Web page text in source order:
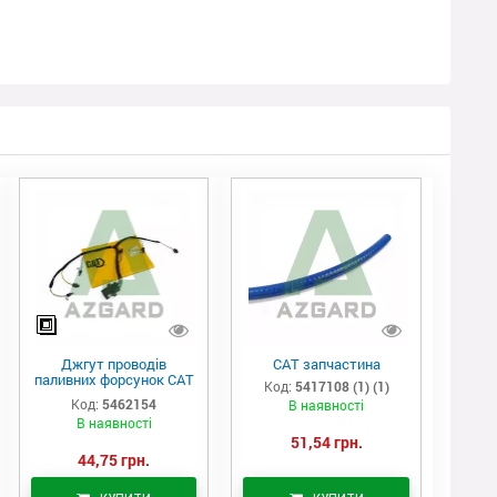
Джгут проводів
паливних форсунок CAT
C7/C9 (546-2154)
Код: 5462154
В наявності
44,75 грн.
САТ запчастина
Код: 5417108 (1) (1)
В наявності
51,54 грн.